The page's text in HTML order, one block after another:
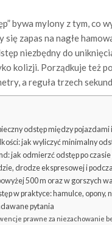
bywa mylony z tym, co
się zapas na nagłe
niezbędny do
kolizji. Porządkuje też
a reguła trzech
odstęp między
jak wyliczyć minimalny
jak odmierzć odstęp po
drodze ekspresowej i
500 m oraz w gorszych
w praktyce: hamulce,
pytania
prawne za niezachowanie